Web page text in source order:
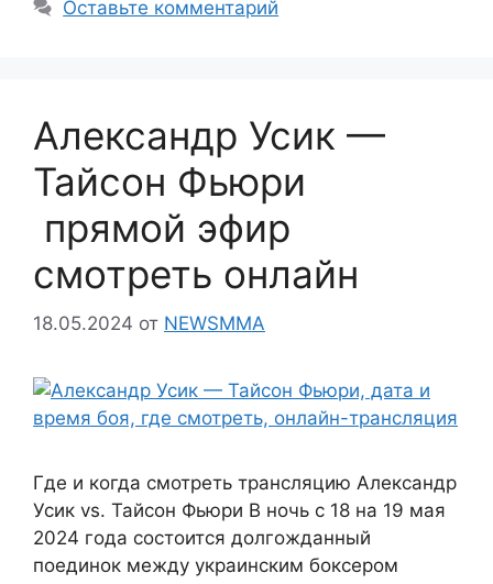
Оставьте комментарий
Александр Усик —
Тайсон Фьюри
прямой эфир
смотреть онлайн
18.05.2024 от NEWSMMA
Где и когда смотреть трансляцию Александр
Усик vs. Тайсон Фьюри В ночь с 18 на 19 мая
2024 года состоится долгожданный
поединок между украинским боксером